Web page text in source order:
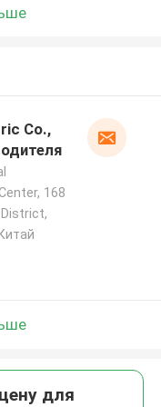
Co.,
168
для